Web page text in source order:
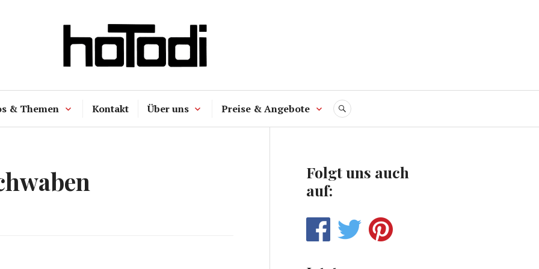
hoTodi
& Themen Kontakt Über uns Preise & Angebote SUCHE
Folgt uns auch
auf: